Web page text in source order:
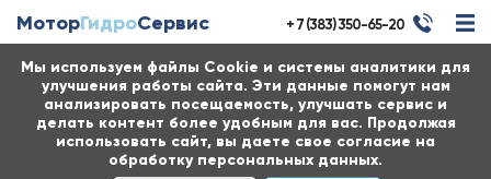
Мы используем файлы Cookie и системы аналитики для
улучшения работы сайта. Эти данные помогут нам
анализировать посещаемость, улучшать сервис и
делать контент более удобным для вас. Продолжая
использовать сайт, вы даете свое согласие на
обработку персональных данных.
МоторГидроСервис + 7 (383) 350-65-20